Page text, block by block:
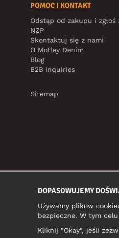
POMOC I KONTAKT
Odstąp od zakupu i zgłoś
NZP
Skontaktuj się z nami
O Motley Denim
Blog
B2B Inquiries
Sitemap
DOPASOWUJEMY
Używamy plików
bezpieczne. W tym
Kliknij "Okay", jeśli